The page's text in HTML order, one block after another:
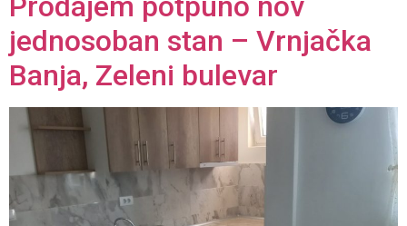
jednosoban stan – Vrnjačka
Banja, Zeleni bulevar